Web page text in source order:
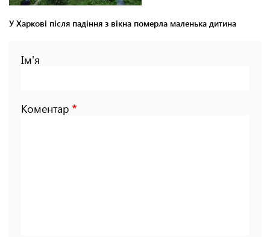
У Харкові після падіння з вікна померла маленька дитина
Ім'я
Коментар